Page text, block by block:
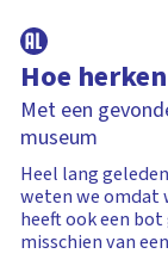
Hoe
Met een
museum
Heel lang
weten we omdat
heeft ook een
misschien van